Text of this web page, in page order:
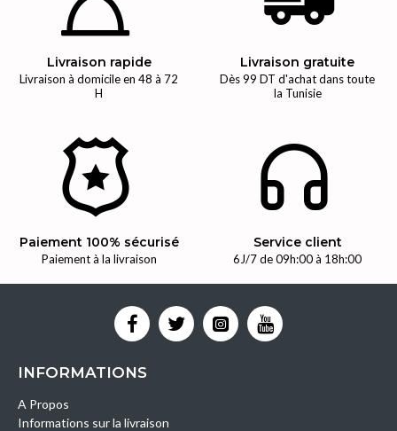
Livraison rapide
Livraison à domicile en 48 à 72
H
Livraison gratuite
Dès 99 DT d'achat dans toute
la Tunisie
Paiement 100% sécurisé
Paiement à la livraison
Service client
6J/7 de 09h:00 à 18h:00
INFORMATIONS
A Propos
Informations sur la livraison